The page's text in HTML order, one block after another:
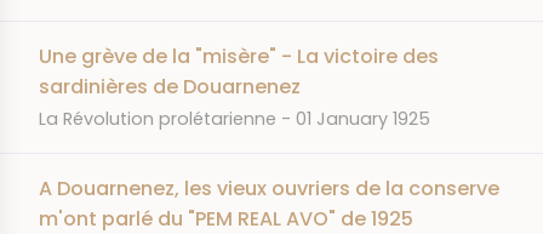
Une grève de la "misère" - La victoire des
sardinières de Douarnenez
JOURNAL
La Révolution prolétarienne DATE
01 January 1925
A Douarnenez, les vieux ouvriers de la conserve
m'ont parlé du "PEM REAL AVO" de 1925